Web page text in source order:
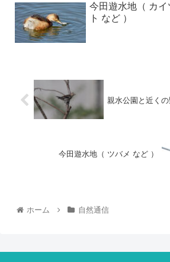
今田遊水地（ カ
ト など ）
親水公園と近くの
今田遊水地（ ツバメ など ）
ホーム 自然通信